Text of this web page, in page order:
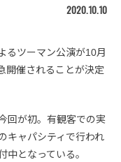
2020.10.10
るツーマン公演が10月
開催されることが決定
回が初。有観客での実
キャパシティで行われ
中となっている。